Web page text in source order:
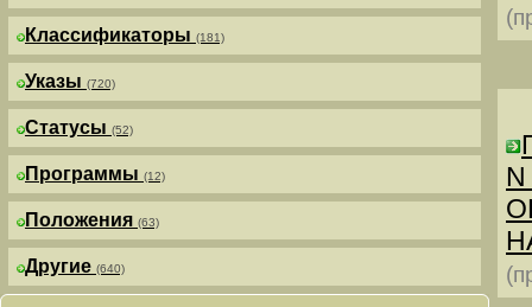
Классификаторы (181)
Указы (720)
Статусы (52)
Программы (12)
Положения (63)
Другие (640)